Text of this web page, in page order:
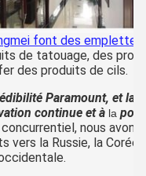
font des emplettes
de tatouage, des
des produits de cils.
Paramount, et la
continue et à la
nous
la Russie, la Corée